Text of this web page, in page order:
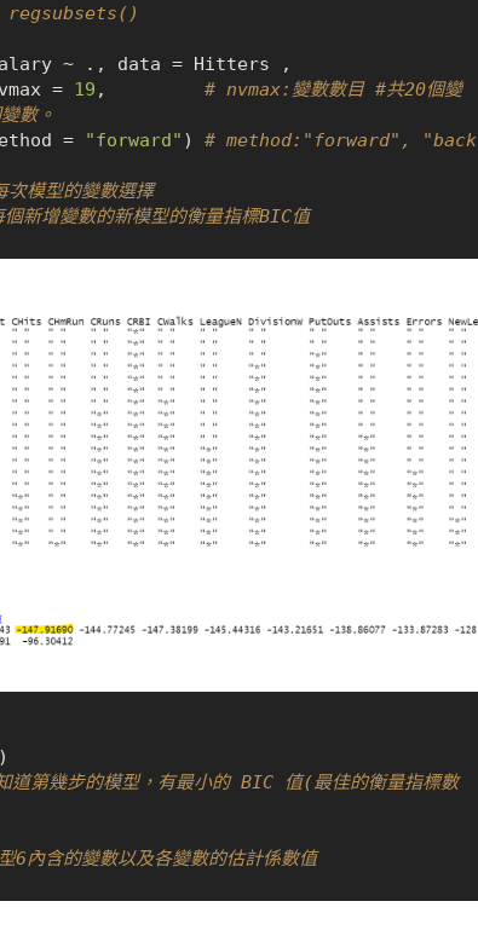
regsubsets()
~ . , data = Hitters
,
nvmax
= 19 ,
# nvmax:變數數目 #共20個變
數。
method
= "forward" )
# method:"forward", "back
模型的變數選擇
新增變數的新模型的衡量指標BIC值
)
道第幾步的模型，有最小的 BIC 值(最佳的衡量指標數
6內含的變數以及各變數的估計係數值